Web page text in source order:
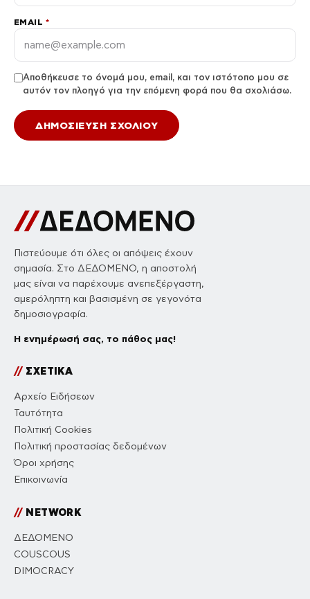
EMAIL *
Αποθήκευσε το όνομά μου, email, και τον ιστότοπο μου σε
αυτόν τον πλοηγό για την επόμενη φορά που θα σχολιάσω.
Πιστεύουμε ότι όλες οι απόψεις έχουν
σημασία. Στο ΔΕΔΟΜΕΝΟ, η αποστολή
μας είναι να παρέχουμε ανεπεξέργαστη,
αμερόληπτη και βασισμένη σε γεγονότα
δημοσιογραφία.
Η ενημέρωσή σας, το πάθος μας!
//ΣΧΕΤΙΚΑ
Αρχείο Ειδήσεων
Ταυτότητα
Πολιτική Cookies
Πολιτική προστασίας δεδομένων
Όροι χρήσης
Επικοινωνία
//NETWORK
ΔΕΔΟΜΕΝΟ
COUSCOUS
DIMOCRACY